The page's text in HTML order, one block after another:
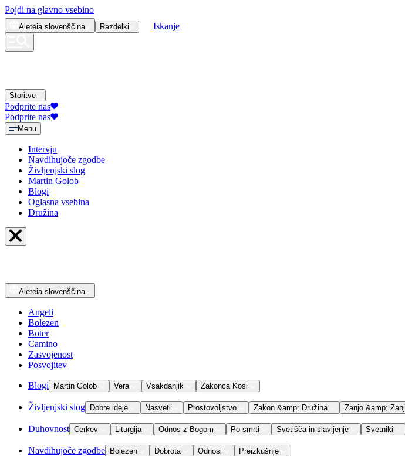
Pojdi na glavno vsebino
Aleteia slovenščina Razdelki Iskanje
Storitve
Podprite nas
Podprite nas
Menu
Intervju
Navdihujoče zgodbe
Življenjski slog
Martin Golob
Blogi
Oglasna vsebina
Družina
Aleteia slovenščina
Angeli
Bolezen
Boter
Camino
Zasvojenost
Posvojitev
Blogi Martin Golob Vera Vsakdanjik Zakonca Kosi
Življenjski slog Dobre ideje Nasveti Prostovoljstvo Zakon &amp; Družina Zanjo &amp; Zanj
Duhovnost Cerkev Liturgija Odnos z Bogom Po smrti Svetišča in slavljenje Svetniki
Navdihujoče zgodbe Bolezen Dobrota Odnosi Preizkušnje